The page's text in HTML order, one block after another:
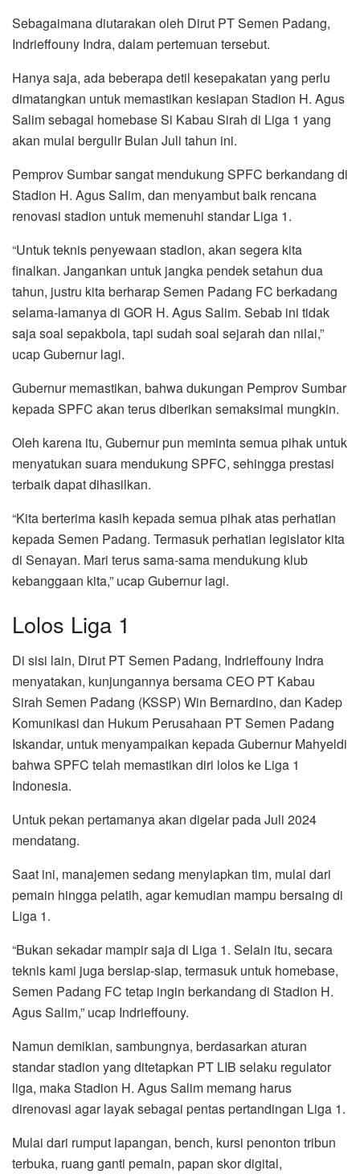
Sebagaimana diutarakan oleh Dirut PT Semen Padang,
Indrieffouny Indra, dalam pertemuan tersebut.
Hanya saja, ada beberapa detil kesepakatan yang perlu
dimatangkan untuk memastikan kesiapan Stadion H. Agus
Salim sebagai homebase Si Kabau Sirah di Liga 1 yang
akan mulai bergulir Bulan Juli tahun ini.
Pemprov Sumbar sangat mendukung SPFC berkandang di
Stadion H. Agus Salim, dan menyambut baik rencana
renovasi stadion untuk memenuhi standar Liga 1.
“Untuk teknis penyewaan stadion, akan segera kita
finalkan. Jangankan untuk jangka pendek setahun dua
tahun, justru kita berharap Semen Padang FC berkadang
selama-lamanya di GOR H. Agus Salim. Sebab ini tidak
saja soal sepakbola, tapi sudah soal sejarah dan nilai,”
ucap Gubernur lagi.
Gubernur memastikan, bahwa dukungan Pemprov Sumbar
kepada SPFC akan terus diberikan semaksimal mungkin.
Oleh karena itu, Gubernur pun meminta semua pihak untuk
menyatukan suara mendukung SPFC, sehingga prestasi
terbaik dapat dihasilkan.
“Kita berterima kasih kepada semua pihak atas perhatian
kepada Semen Padang. Termasuk perhatian legislator kita
di Senayan. Mari terus sama-sama mendukung klub
kebanggaan kita,” ucap Gubernur lagi.
Lolos Liga 1
Di sisi lain, Dirut PT Semen Padang, Indrieffouny Indra
menyatakan, kunjungannya bersama CEO PT Kabau
Sirah Semen Padang (KSSP) Win Bernardino, dan Kadep
Komunikasi dan Hukum Perusahaan PT Semen Padang
Iskandar, untuk menyampaikan kepada Gubernur Mahyeldi
bahwa SPFC telah memastikan diri lolos ke Liga 1
Indonesia.
Untuk pekan pertamanya akan digelar pada Juli 2024
mendatang.
Saat ini, manajemen sedang menyiapkan tim, mulai dari
pemain hingga pelatih, agar kemudian mampu bersaing di
Liga 1.
“Bukan sekadar mampir saja di Liga 1. Selain itu, secara
teknis kami juga bersiap-siap, termasuk untuk homebase,
Semen Padang FC tetap ingin berkandang di Stadion H.
Agus Salim,” ucap Indrieffouny.
Namun demikian, sambungnya, berdasarkan aturan
standar stadion yang ditetapkan PT LIB selaku regulator
liga, maka Stadion H. Agus Salim memang harus
direnovasi agar layak sebagai pentas pertandingan Liga 1.
Mulai dari rumput lapangan, bench, kursi penonton tribun
terbuka, ruang ganti pemain, papan skor digital,